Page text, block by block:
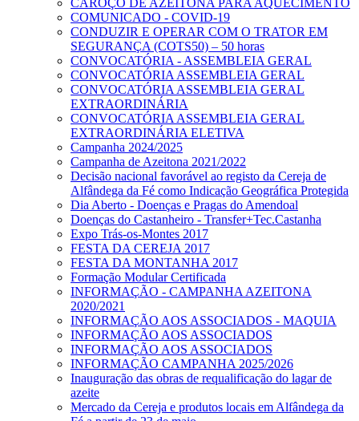
COMUNICADO - COVID-19
CONDUZIR E OPERAR COM O TRATOR EM
SEGURANÇA (COTS50) – 50 horas
CONVOCATÓRIA - ASSEMBLEIA GERAL
CONVOCATÓRIA ASSEMBLEIA GERAL
CONVOCATÓRIA ASSEMBLEIA GERAL
EXTRAORDINÁRIA
CONVOCATÓRIA ASSEMBLEIA GERAL
EXTRAORDINÁRIA ELETIVA
Campanha 2024/2025
Campanha de Azeitona 2021/2022
Decisão nacional favorável ao registo da Cereja de
Alfândega da Fé como Indicação Geográfica Protegida
Dia Aberto - Doenças e Pragas do Amendoal
Doenças do Castanheiro - Transfer+Tec.Castanha
Expo Trás-os-Montes 2017
FESTA DA CEREJA 2017
FESTA DA MONTANHA 2017
Formação Modular Certificada
INFORMAÇÃO - CAMPANHA AZEITONA
2020/2021
INFORMAÇÃO AOS ASSOCIADOS - MAQUIA
INFORMAÇÃO AOS ASSOCIADOS
INFORMAÇÃO AOS ASSOCIADOS
INFORMAÇÃO CAMPANHA 2025/2026
Inauguração das obras de requalificação do lagar de
azeite
Mercado da Cereja e produtos locais em Alfândega da